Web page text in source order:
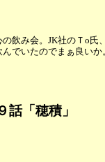
み会。JK社のＴo氏
でいたのでまぁ良いか
「穂積」